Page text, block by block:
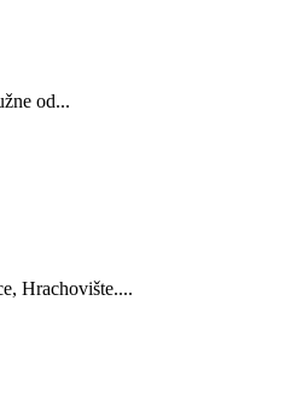
od...
Hrachovište....